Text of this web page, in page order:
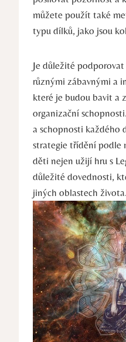
můžete použít ⁤také
typu dílků, jako jsou
Je⁤ důležité​
různými zábavnými a
které je budou bavit a
organizační
a schopnosti každého
strategie​ třídění podle
děti nejen užijí‍ hru s
důležité dovednosti,
⁢jiných oblastech života.